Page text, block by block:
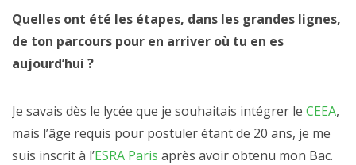
Quelles ont été les étapes, dans les grandes lignes,
de ton parcours pour en arriver où tu en es
aujourd’hui ?
Je savais dès le lycée que je souhaitais intégrer le CEEA,
mais l’âge requis pour postuler étant de 20 ans, je me
suis inscrit à l’ESRA Paris après avoir obtenu mon Bac.